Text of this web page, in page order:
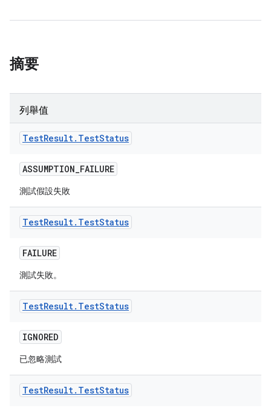
摘要
列舉值
TestResult. TestStatus
ASSUMPTION_FAILURE
測試假設失敗
TestResult. TestStatus
FAILURE
測試失敗。
TestResult. TestStatus
IGNORED
已忽略測試
TestResult. TestStatus